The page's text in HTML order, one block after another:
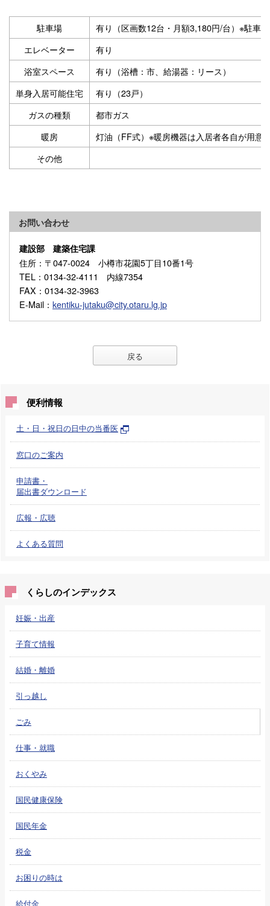
駐車場
有り（区画数12台・月額3,180円/台）※駐車
エレベーター
有り
浴室スペース
有り（浴槽：市、給湯器：リース）
単身入居可能住宅
有り（23戸）
ガスの種類
都市ガス
暖房
灯油（FF式）※暖房機器は入居者各自が用意
その他
お問い合わせ
建設部 建築住宅課
住所 ：〒047-0024 小樽市花園5丁目10番1号
TEL ：0134-32-4111 内線7354
FAX ：0134-32-3963
E-Mail ： kentiku-jutaku@city.otaru.lg.jp
戻る
便利情報
土・日・祝日の日中の当番医
窓口のご案内
申請書・
届出書ダウンロード
広報・広聴
よくある質問
くらしのインデックス
妊娠・出産
子育て情報
結婚・離婚
引っ越し
ごみ
仕事・就職
おくやみ
国民健康保険
国民年金
税金
お困りの時は
給付金